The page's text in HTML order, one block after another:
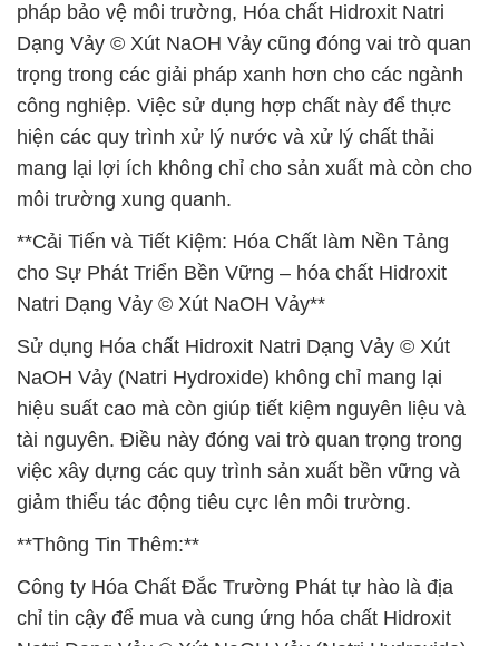
pháp bảo vệ môi trường, Hóa chất Hidroxit Natri
Dạng Vảy © Xút NaOH Vảy cũng đóng vai trò quan
trọng trong các giải pháp xanh hơn cho các ngành
công nghiệp. Việc sử dụng hợp chất này để thực
hiện các quy trình xử lý nước và xử lý chất thải
mang lại lợi ích không chỉ cho sản xuất mà còn cho
môi trường xung quanh.
**Cải Tiến và Tiết Kiệm: Hóa Chất làm Nền Tảng
cho Sự Phát Triển Bền Vững – hóa chất Hidroxit
Natri Dạng Vảy © Xút NaOH Vảy**
Sử dụng Hóa chất Hidroxit Natri Dạng Vảy © Xút
NaOH Vảy (Natri Hydroxide) không chỉ mang lại
hiệu suất cao mà còn giúp tiết kiệm nguyên liệu và
tài nguyên. Điều này đóng vai trò quan trọng trong
việc xây dựng các quy trình sản xuất bền vững và
giảm thiểu tác động tiêu cực lên môi trường.
**Thông Tin Thêm:**
Công ty Hóa Chất Đắc Trường Phát tự hào là địa
chỉ tin cậy để mua và cung ứng hóa chất Hidroxit